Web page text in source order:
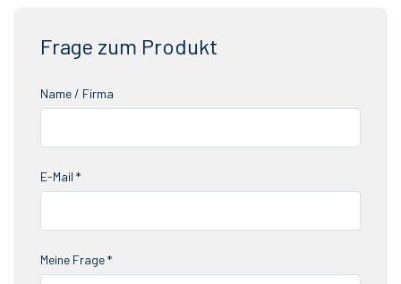
Frage zum Produkt
Name / Firma
E-Mail *
Meine Frage *